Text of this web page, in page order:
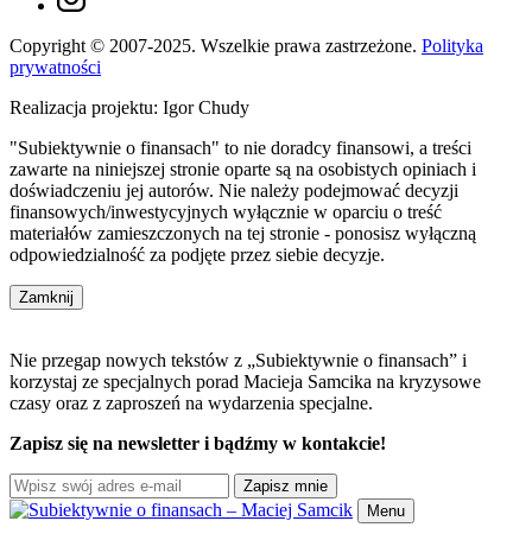
Copyright © 2007-2025. Wszelkie prawa zastrzeżone. Polityka
prywatności
Realizacja projektu: Igor Chudy
"Subiektywnie o finansach" to nie doradcy finansowi, a treści
zawarte na niniejszej stronie oparte są na osobistych opiniach i
doświadczeniu jej autorów. Nie należy podejmować decyzji
finansowych/inwestycyjnych wyłącznie w oparciu o treść
materiałów zamieszczonych na tej stronie - ponosisz wyłączną
odpowiedzialność za podjęte przez siebie decyzje.
Zamknij
Nie przegap nowych tekstów z „Subiektywnie o finansach” i
korzystaj ze specjalnych porad Macieja Samcika na kryzysowe
czasy oraz z zaproszeń na wydarzenia specjalne.
Zapisz się na newsletter i bądźmy w kontakcie!
Zapisz mnie
Menu